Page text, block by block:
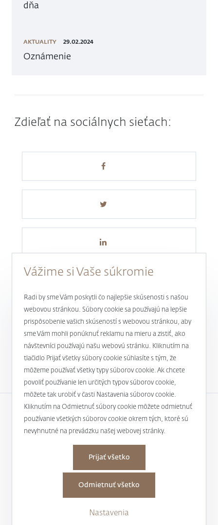
dňa
AKTUALITY 29.02.2024
Oznámenie
Zdieľať na sociálnych sieťach:
Novinky a aktuality
1
J&T Investičná
Vážime si Vaše súkromie
Radi by sme Vám poskytli čo najlepšie skúsenosti s našou
webovou stránkou. Súbory cookie sa používajú na lepšie
prispôsobenie vašich skúseností s webovou stránkou, aby
sme Vám mohli ponúknuť reklamu na mieru a zistiť, ako
návštevníci používajú našu webovú stránku. Kliknutím na
tlačidlo Prijať všetky súbory cookie súhlasíte s tým, že
môžeme používať všetky typy súborov cookie. Ak chcete
povoliť používanie len určitých typov súborov cookie,
môžete tak urobiť v časti Nastavenia súborov cookie.
Kliknutím na Odmietnuť súbory cookie môžete odmietnuť
používanie všetkých súborov cookie okrem tých, ktoré sú
nevyhnutné na prevádzku našej webovej stránky.
Prijať všetko
Odmietnuť všetko
Nastavenia